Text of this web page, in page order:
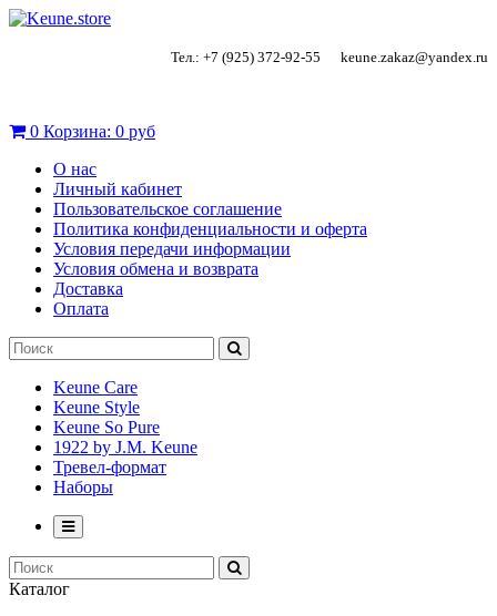
Тел.: +7 (925) 372-92-55 keune.zakaz@yandex.ru
0 Корзина: 0 руб
О нас
Личный кабинет
Пользовательское соглашение
Политика конфиденциальности и оферта
Условия передачи информации
Условия обмена и возврата
Доставка
Оплата
Keune Care
Keune Style
Keune So Pure
1922 by J.M. Keune
Тревел-формат
Наборы
Каталог